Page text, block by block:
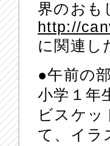
界のおも
http://
に関連し
●午前の
小学１年
ビスケッ
て、イラ